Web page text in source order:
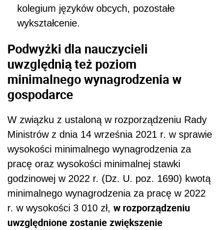
kolegium języków obcych, pozostałe
wykształcenie.
Podwyżki dla nauczycieli
uwzględnią też poziom
minimalnego wynagrodzenia w
gospodarce
W związku z ustaloną w rozporządzeniu Rady
Ministrów z dnia 14 września 2021 r. w sprawie
wysokości minimalnego wynagrodzenia za
pracę oraz wysokości minimalnej stawki
godzinowej w 2022 r. (Dz. U. poz. 1690) kwotą
minimalnego wynagrodzenia za pracę w 2022
r. w wysokości 3 010 zł, w rozporządzeniu
uwzględnione zostanie zwiększenie